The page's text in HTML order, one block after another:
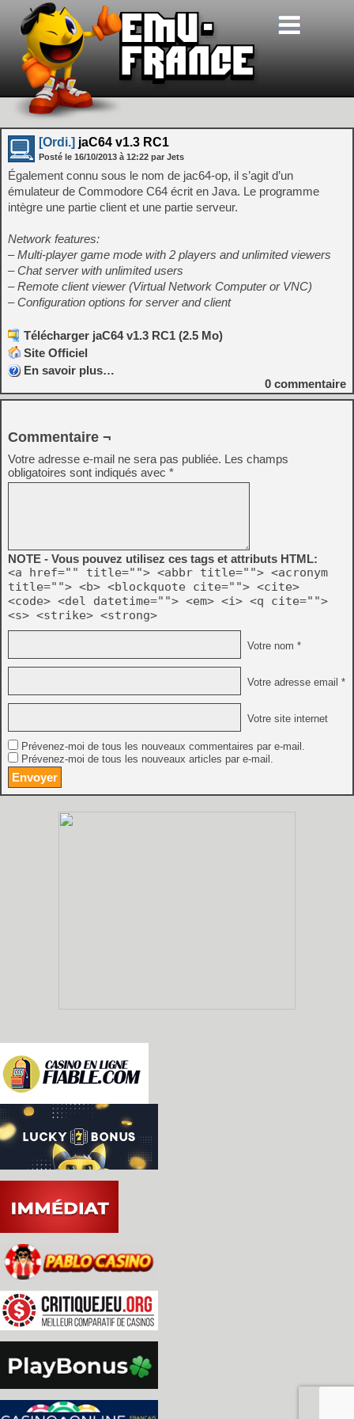
[Ordi.] jaC64 v1.3 RC1
Posté le 16/10/2013 à 12:22 par Jets
Également connu sous le nom de jac64-op, il s’agit d’un
émulateur de Commodore C64 écrit en Java. Le programme
intègre une partie client et une partie serveur.
Network features:
– Multi-player game mode with 2 players and unlimited viewers
– Chat server with unlimited users
– Remote client viewer (Virtual Network Computer or VNC)
– Configuration options for server and client
Télécharger jaC64 v1.3 RC1 (2.5 Mo)
Site Officiel
En savoir plus…
0 commentaire
Commentaire ¬
Votre adresse e-mail ne sera pas publiée. Les champs
obligatoires sont indiqués avec *
NOTE - Vous pouvez utilisez ces tags et attributs HTML:
<a href="" title=""> <abbr title=""> <acronym
title=""> <b> <blockquote cite=""> <cite>
<code> <del datetime=""> <em> <i> <q cite="">
<s> <strike> <strong>
Votre nom *
Votre adresse email *
Votre site internet
Prévenez-moi de tous les nouveaux commentaires par e-mail.
Prévenez-moi de tous les nouveaux articles par e-mail.